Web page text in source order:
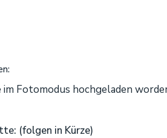
im Fotomodus hochgeladen
(folgen in Kürze)